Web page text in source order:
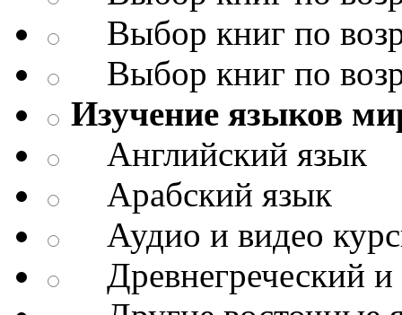
Выбор книг по
Выбор книг по
Изучение языков
Английский язык
Арабский язык
Аудио и видео
Древнегреческий и